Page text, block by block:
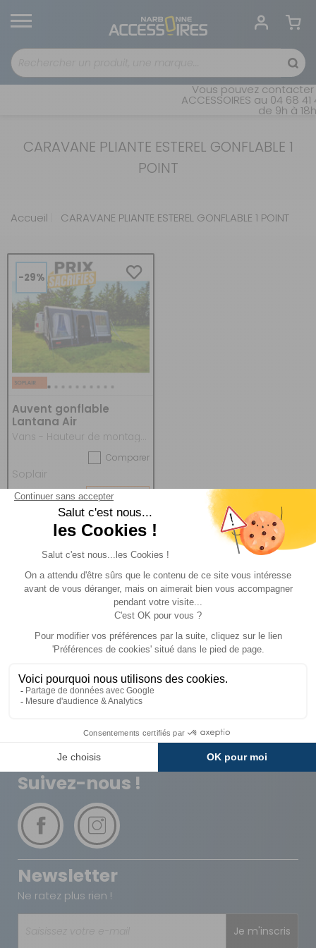
Vous pouvez contacter
ACCESSOIRES au 04 68
de 9h à
CARAVANE PLIANTE ESTEREL GONFLABLE 1
POINT
Accueil CARAVANE PLIANTE ESTEREL GONFLABLE 1 POINT
-29%
Auvent gonflable
Lantana Air
Comparer
Soplair
Réf : 855646 DESTOCKAGE
ACHETER 949 €
Expédié sous 72h Sécurisés
Carte de fidélité Plusieurs fois
Suivez-nous !
Newsletter
Ne ratez plus rien !
Je m'inscris